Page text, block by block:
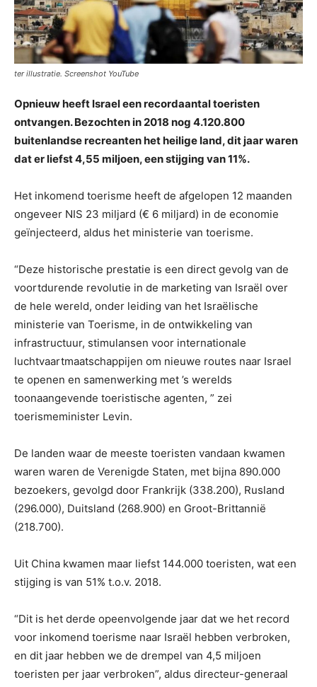
ter illustratie. Screenshot YouTube
Opnieuw heeft Israel een recordaantal toeristen
ontvangen. Bezochten in 2018 nog 4.120.800
buitenlandse recreanten het heilige land, dit jaar waren
dat er liefst 4,55 miljoen, een stijging van 11%.
Het inkomend toerisme heeft de afgelopen 12 maanden
ongeveer NIS 23 miljard (€ 6 miljard) in de economie
geïnjecteerd, aldus het ministerie van toerisme.
“Deze historische prestatie is een direct gevolg van de
voortdurende revolutie in de marketing van Israël over
de hele wereld, onder leiding van het Israëlische
ministerie van Toerisme, in de ontwikkeling van
infrastructuur, stimulansen voor internationale
luchtvaartmaatschappijen om nieuwe routes naar Israel
te openen en samenwerking met ’s werelds
toonaangevende toeristische agenten, ” zei
toerismeminister Levin.
De landen waar de meeste toeristen vandaan kwamen
waren waren de Verenigde Staten, met bijna 890.000
bezoekers, gevolgd door Frankrijk (338.200), Rusland
(296.000), Duitsland (268.900) en Groot-Brittannië
(218.700).
Uit China kwamen maar liefst 144.000 toeristen, wat een
stijging is van 51% t.o.v. 2018.
“Dit is het derde opeenvolgende jaar dat we het record
voor inkomend toerisme naar Israël hebben verbroken,
en dit jaar hebben we de drempel van 4,5 miljoen
toeristen per jaar verbroken”, aldus directeur-generaal